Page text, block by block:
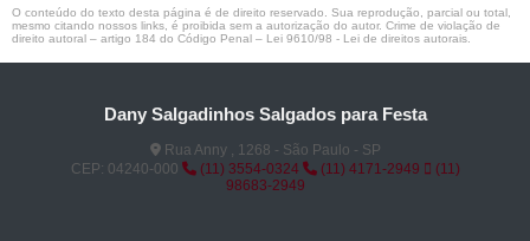
O conteúdo do texto desta página é de direito reservado. Sua reprodução, parcial ou total,
mesmo citando nossos links, é proibida sem a autorização do autor. Crime de violação de
direito autoral – artigo 184 do Código Penal – Lei 9610/98 - Lei de direitos autorais
Dany Salgadinhos Salgados para Festa
Rua Anny , 1268 - São Paulo - SP
CEP: 04240-000
(11) 3554-0324 (11) 4171-2949
(11)
98683-2949